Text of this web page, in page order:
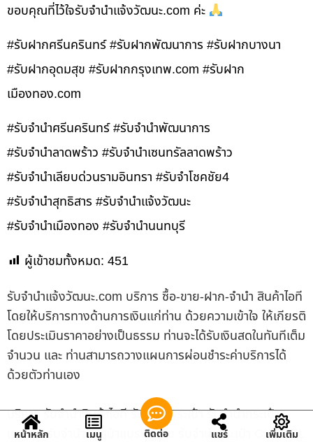
ขอบคุณที่ไว้ใจรับจำนำแจ้งวัฒนะ.com ค่ะ
#รับฝากศรีนครินทร์ #รับฝากพัฒนาการ #รับฝากบางนา
#รับฝากอุดมสุข #รับฝากกรุงเทพ.com #รับฝาก
เมืองทอง.com
#รับจำนำศรีนครินทร์ #รับจำนำพัฒนาการ
#รับจำนำลาดพร้าว #รับจำนำเซนทรัลลาดพร้าว
#รับจำนำเลียบด่วนรามอินทรา #รับจำโชคชัย4
#รับจำนำสุทธิสาร #รับจำนำแจ้งวัฒนะ
#รับจำนำเมืองทอง #รับจำนำนนทบุรี
ผู้เข้าชมทั้งหมด: 451
รับจํานําแจ้งวัฒนะ.com บริการ ซื้อ-ขาย-ฝาก-จำนำ สินค้าไอที
โดยให้บริการทางด้านการเงินแก่ท่าน ด้วยความเข้าใจ ให้เกียรติ
โดยประเมินราคาอย่างเป็นธรรม ท่านจะได้รับเงินสดในทันทีเต็ม
จำนวน และ ท่านสามารถวางแผนการผ่อนชำระค่าบริการได้
ด้วยตัวท่านเอง
บริการ รับจำนำสินค้าไอที รับจำนำกระเป๋า รับจำนำกระเป๋า
แบรนด์ รับจำนำกระเป๋าแบรนด์เนม รับจำนำกระเป๋า CHANEL
หน้าหลัก เมนู ติดต่อ แชร์ เพิ่มเติม